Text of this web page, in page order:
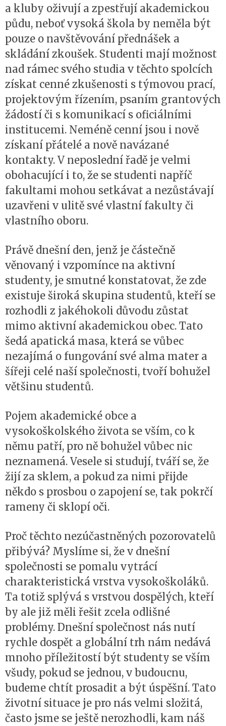
a kluby oživují a zpestřují akademickou
půdu, neboť vysoká škola by neměla být
pouze o navštěvování přednášek a
skládání zkoušek. Studenti mají možnost
nad rámec svého studia v těchto spolcích
získat cenné zkušenosti s týmovou prací,
projektovým řízením, psaním grantových
žádostí či s komunikací s oficiálními
institucemi. Neméně cenní jsou i nově
získaní přátelé a nově navázané
kontakty. V neposlední řadě je velmi
obohacující i to, že se studenti napříč
fakultami mohou setkávat a nezůstávají
uzavřeni v ulitě své vlastní fakulty či
vlastního oboru.
Právě dnešní den, jenž je částečně
věnovaný i vzpomínce na aktivní
studenty, je smutné konstatovat, že zde
existuje široká skupina studentů, kteří se
rozhodli z jakéhokoli důvodu zůstat
mimo aktivní akademickou obec. Tato
šedá apatická masa, která se vůbec
nezajímá o fungování své alma mater a
šířeji celé naší společnosti, tvoří bohužel
většinu studentů.
Pojem akademické obce a
vysokoškolského života se vším, co k
němu patří, pro ně bohužel vůbec nic
neznamená. Vesele si studují, tváří se, že
žijí za sklem, a pokud za nimi přijde
někdo s prosbou o zapojení se, tak pokrčí
rameny či sklopí oči.
Proč těchto nezúčastněných pozorovatelů
přibývá? Myslíme si, že v dnešní
společnosti se pomalu vytrácí
charakteristická vrstva vysokoškoláků.
Ta totiž splývá s vrstvou dospělých, kteří
by ale již měli řešit zcela odlišné
problémy. Dnešní společnost nás nutí
rychle dospět a globální trh nám nedává
mnoho příležitostí být studenty se vším
všudy, pokud se jednou, v budoucnu,
budeme chtít prosadit a být úspěšní. Tato
životní situace je pro nás velmi složitá,
často jsme se ještě nerozhodli, kam náš